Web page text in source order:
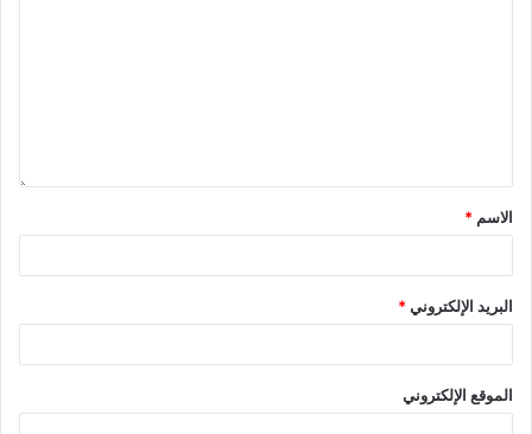
الاسم *
البريد الإلكتروني*
الموقع الإلكتروني